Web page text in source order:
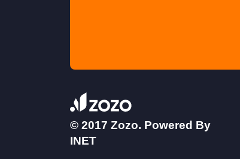
© 2017 Zozo. Powered By
INET